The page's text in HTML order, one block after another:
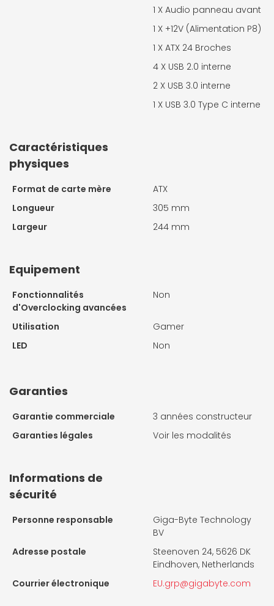
1 X Audio panneau avant
1 X +12V (Alimentation P8)
1 X ATX 24 Broches
4 X USB 2.0 interne
2 X USB 3.0 interne
1 X USB 3.0 Type C interne
Caractéristiques
physiques
Format de carte mère
ATX
Longueur
305 mm
Largeur
244 mm
Equipement
Fonctionnalités
d'Overclocking avancées
Non
Utilisation
Gamer
LED
Non
Garanties
Garantie commerciale
3 années constructeur
Garanties légales
Voir les modalités
Informations de
sécurité
Personne responsable
Giga-Byte Technology
BV
Adresse postale
Steenoven 24, 5626 DK
Eindhoven, Netherlands
Courrier électronique
EU.grp@gigabyte.com